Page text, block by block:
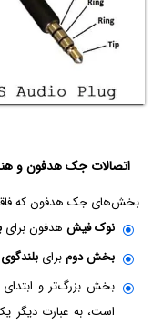
اتصالات جک هدفون و
بخش‌های جک هدفون که
نوک فیش هدفون برای
بخش دومبرای
بخش بزرگ‌تر و
است، به عبارت دیگر